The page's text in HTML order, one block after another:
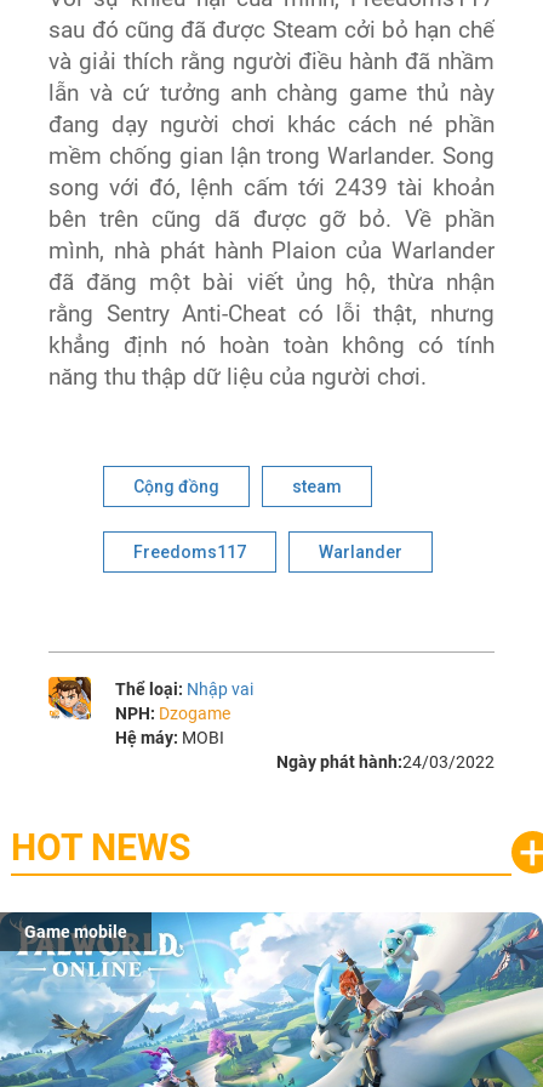
sau đó cũng đã được Steam cởi bỏ hạn chế
và giải thích rằng người điều hành đã nhầm
lẫn và cứ tưởng anh chàng game thủ này
đang dạy người chơi khác cách né phần
mềm chống gian lận trong Warlander. Song
song với đó, lệnh cấm tới 2439 tài khoản
bên trên cũng dã được gỡ bỏ. Về phần
mình, nhà phát hành Plaion của Warlander
đã đăng một bài viết ủng hộ, thừa nhận
rằng Sentry Anti-Cheat có lỗi thật, nhưng
khẳng định nó hoàn toàn không có tính
năng thu thập dữ liệu của người chơi.
Cộng đồng steam
Freedoms117 Warlander
Thể loại: Nhập vai
NPH: Dzogame
Hệ máy: MOBI
Ngày phát hành:24/03/2022
HOT NEWS
Game mobile